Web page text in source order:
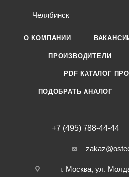
Челябинск
О КОМПАНИИ
ПРОИЗВОДИТЕЛИ
PDF КАТАЛОГ
ПОДОБРАТЬ АНАЛОГ
+7 (495) 788-44-44
г. Москва, ул.